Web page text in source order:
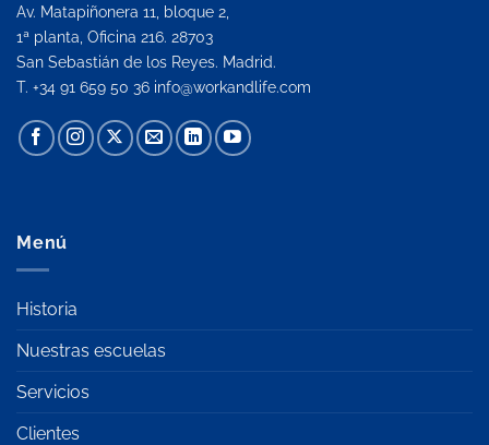
Av. Matapiñonera 11, bloque 2,
1ª planta, Oficina 216. 28703
San Sebastián de los Reyes. Madrid.
T. +34 91 659 50 36 info@workandlife.com
Menú
Historia
Nuestras escuelas
Servicios
Clientes